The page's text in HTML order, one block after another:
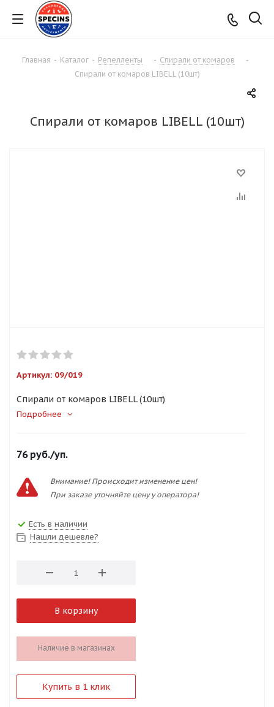
Главная - Каталог - Репелленты - Спирали от комаров
-
Спирали от комаров LIBELL (10шт)
Спирали от комаров LIBELL (10шт)
Артикул: 09/019
Спирали от комаров LIBELL (10шт)
Подробнее
76руб./уп.
Внимание! Происходит изменение цен!
При заказе уточняйте цену у оператора!
Есть в наличии
Нашли дешевле?
В корзину
Наличие в магазинах
Купить в 1 клик